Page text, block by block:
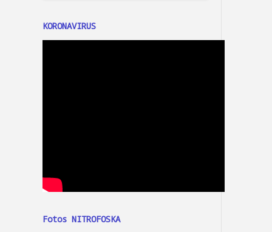
KORONAVIRUS
Fotos NITROFOSKA